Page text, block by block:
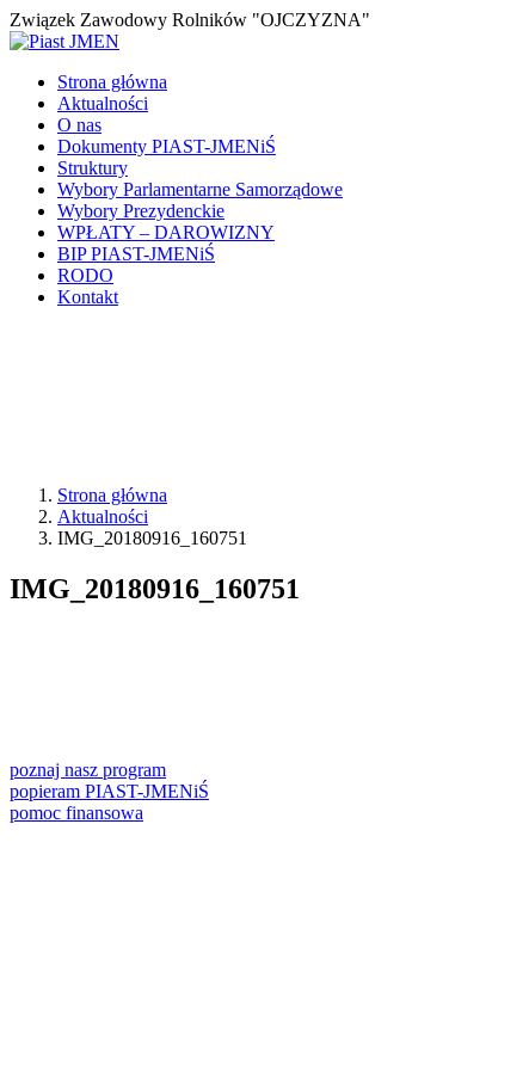
Związek Zawodowy Rolników "OJCZYZNA"
Strona główna
Aktualności
O nas
Dokumenty PIAST-JMENiŚ
Struktury
Wybory Parlamentarne Samorządowe
Wybory Prezydenckie
WPŁATY – DAROWIZNY
BIP PIAST-JMENiŚ
RODO
Kontakt
Strona główna
Aktualności
IMG_20180916_160751
IMG_20180916_160751
poznaj nasz program
popieram PIAST-JMENiŚ
pomoc finansowa